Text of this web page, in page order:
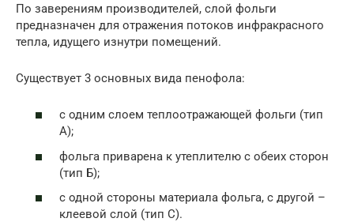
По заверениям производителей, слой фольги
предназначен для отражения потоков инфракрасного
тепла, идущего изнутри помещений.
Существует 3 основных вида пенофола:
с одним слоем теплоотражающей фольги (тип
А);
фольга приварена к утеплителю с обеих сторон
(тип Б);
с одной стороны материала фольга, с другой –
клеевой слой (тип С).